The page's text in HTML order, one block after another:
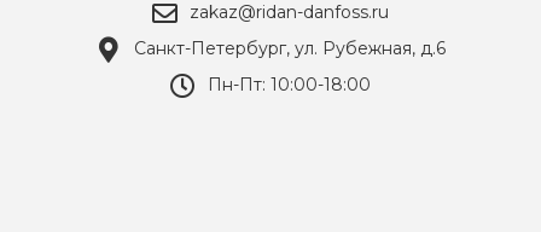
zakaz@ridan-danfoss.ru
Санкт-Петербург, ул. Рубежная, д.6
Пн-Пт: 10:00-18:00